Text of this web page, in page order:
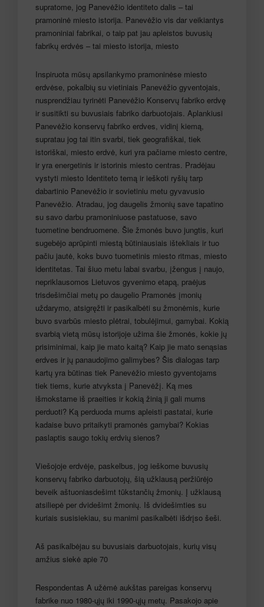
supratome, jog Panevėžio identiteto dalis – tai
pramoninė miesto istorija. Panevėžio vis dar veikiantys
pramoniniai fabrikai, o taip pat jau apleistos buvusių
fabrikų erdvės – tai miesto istorija, miesto
Inspiruota mūsų apsilankymo pramoninėse miesto
erdvėse, pokalbių su vietiniais Panevėžio gyventojais,
nusprendžiau tyrinėti Panevėžio Konservų fabriko erdvę
ir susitikti su buvusiais fabriko darbuotojais. Aplankiusi
Panevėžio konservų fabriko erdves, vidinį kiemą,
supratau jog tai itin svarbi, tiek geografiškai, tiek
istoriškai, miesto erdvė, kuri yra pačiame miesto centre,
ir yra energetinis ir istorinis miesto centras. Pradėjau
vystyti miesto Identiteto temą ir ieškoti ryšių tarp
dabartinio Panevėžio ir sovietiniu metu gyvavusio
Panevėžio. Atradau, jog daugelis žmonių save tapatino
su savo darbu pramoniniuose pastatuose, savo
tuometine bendruomene. Šie žmonės buvo jungtis, kuri
sugebėjo aprūpinti miestą būtiniausiais ištekliais ir tuo
pačiu jautė, koks buvo tuometinis miesto ritmas, miesto
identitetas. Tai šiuo metu labai svarbu, įžengus į naujo,
nepriklausomos Lietuvos gyvenimo etapą, praėjus
trisdešimčiai metų po daugelio Pramonės įmonių
uždarymo, atsigręžti ir pasikalbėti su žmonėmis, kurie
buvo svarbūs miesto plėtrai, tobulėjimui, gamybai. Kokią
svarbią vietą mūsų istorijoje užima šie žmonės, kokie jų
prisiminimai, kaip jie mato kaitą? Kaip jie mato senąsias
erdves ir jų panaudojimo galimybes? Šis dialogas tarp
kartų yra būtinas tiek Panevėžio miesto gyventojams
tiek tiems, kurie atvyksta į Panevėžį. Ką mes
išmokstame iš praeities ir kokią žinią ji gali mums
perduoti? Ką perduoda mums apleisti pastatai, kurie
kadaise buvo pritaikyti pramonės gamybai? Kokias
paslaptis saugo tokių erdvių sienos?
Viešojoje erdvėje, paskelbus, jog ieškome buvusių
konservų fabriko darbuotojų, šią užklausą peržiūrėjo
beveik aštuoniasdešimt tūkstančių žmonių. Į užklausą
atsiliepė per dvidešimt žmonių. Iš dvidešimties su
kuriais susisiekiau, su manimi pasikalbėti išdrįso šeši.
Aš pasikalbėjau su buvusiais darbuotojais, kurių visų
amžius siekė apie 70
Respondentas A užėmė aukštas pareigas konservų
fabrike nuo 1980-ųjų iki 1990-ųjų metų. Pasakojo apie